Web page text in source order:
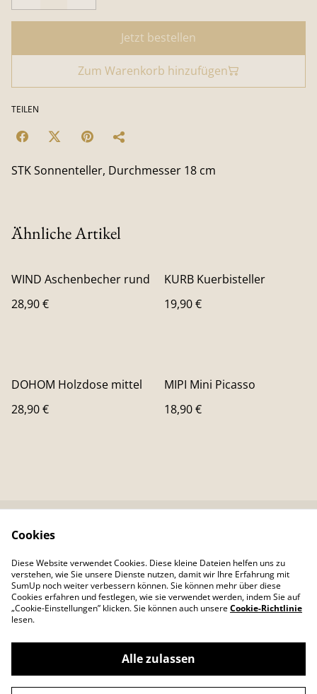
Jetzt bestellen
Zum Warenkorb hinzufügen
TEILEN
STK Sonnenteller, Durchmesser 18 cm
Ähnliche Artikel
WIND Aschenbecher rund
28,90 €
KURB Kuerbisteller
19,90 €
DOHOM Holzdose mittel
28,90 €
MIPI Mini Picasso
18,90 €
Kontaktieren Sie uns
Datenschutzbestimm
ungen von SumUp
Cookie-Richtlinie
©2026Colour Your Day
Cookies
Diese Website verwendet Cookies. Diese kleine Dateien helfen uns zu
verstehen, wie Sie unsere Dienste nutzen, damit wir Ihre Erfahrung mit
SumUp noch weiter verbessern können. Sie können mehr über diese
Cookies erfahren und festlegen, wie sie verwendet werden, indem Sie auf
„Cookie-Einstellungen” klicken. Sie können auch unsereCookie-Richtlinie
lesen.
Alle zulassen